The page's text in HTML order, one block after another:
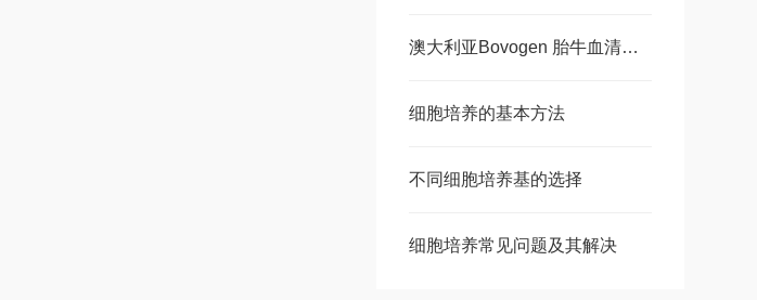
澳大利亚Bovogen 胎牛血清（SFBS）特约代理
细胞培养的基本方法
不同细胞培养基的选择
细胞培养常见问题及其解决